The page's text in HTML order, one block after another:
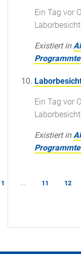
Ein Tag vor
Existiert in
Ein Tag vor
Existiert in
1 ... 11 12